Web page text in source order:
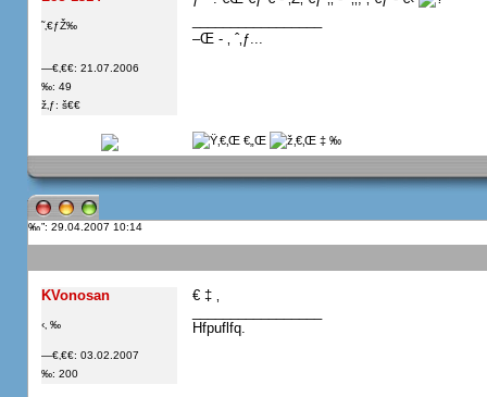
˜‚€ƒŽ‰
—€‚€€: 21.07.2006
‰: 49
ž‚ƒ: š€€
–Œ - ‚ ˆ‚ƒ...
”: 29.04.2007 10:14
KVonosan
‹‚ ‰
—€‚€€: 03.02.2007
‰: 200
€ ‡ ‚
Hfpuflfq.